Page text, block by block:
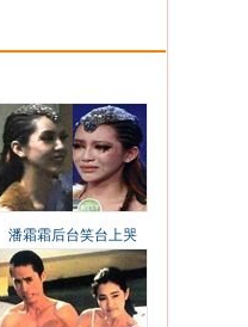
潘霜霜后台笑台上哭